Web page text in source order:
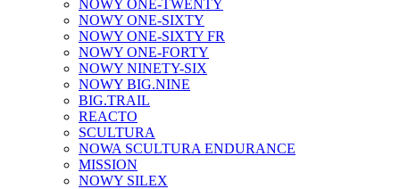
NOWY ONE-TWENTY
NOWY ONE-SIXTY
NOWY ONE-SIXTY FR
NOWY ONE-FORTY
NOWY NINETY-SIX
NOWY BIG.NINE
BIG.TRAIL
REACTO
SCULTURA
NOWA SCULTURA ENDURANCE
MISSION
NOWY SILEX